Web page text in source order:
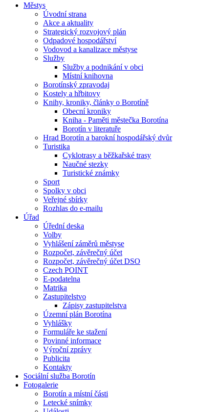
Městys
Úvodní strana
Akce a aktuality
Strategický rozvojový plán
Odpadové hospodářství
Vodovod a kanalizace městyse
Služby
Služby a podnikání v obci
Místní knihovna
Borotínský zpravodaj
Kostely a hřbitovy
Knihy, kroniky, články o Borotíně
Obecní kroniky
Kniha - Paměti městečka Borotína
Borotín v literatuře
Hrad Borotín a barokní hospodářský dvůr
Turistika
Cyklotrasy a běžkařské trasy
Naučné stezky
Turistické známky
Sport
Spolky v obci
Veřejné sbírky
Rozhlas do e-mailu
Úřad
Úřední deska
Volby
Vyhlášení záměrů městyse
Rozpočet, závěrečný účet
Rozpočet, závěrečný účet DSO
Czech POINT
E-podatelna
Matrika
Zastupitelstvo
Zápisy zastupitelstva
Územní plán Borotína
Vyhlášky
Formuláře ke stažení
Povinné informace
Výroční zprávy
Publicita
Kontakty
Sociální služba Borotín
Fotogalerie
Borotín a místní části
Letecké snímky